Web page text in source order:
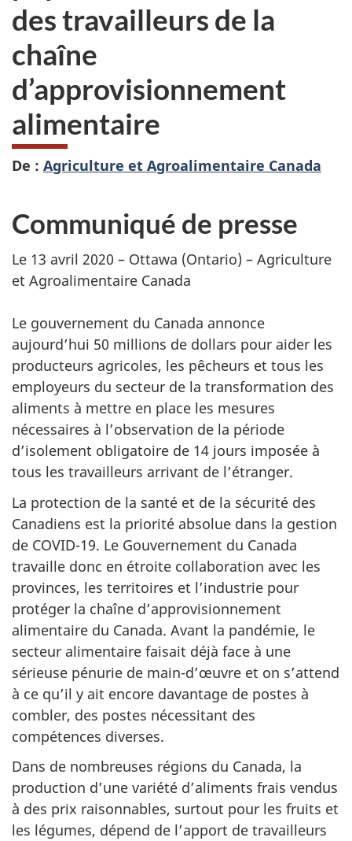
sondage
du
des travailleurs de la
chaîne
d’approvisionnement
alimentaire
De : Agriculture et Agroalimentaire Canada
Communiqué de presse
Le 13 avril 2020 – Ottawa (Ontario) – Agriculture
et Agroalimentaire Canada
Le gouvernement du Canada annonce
aujourd’hui 50 millions de dollars pour aider les
producteurs agricoles, les pêcheurs et tous les
employeurs du secteur de la transformation des
aliments à mettre en place les mesures
nécessaires à l’observation de la période
d’isolement obligatoire de 14 jours imposée à
tous les travailleurs arrivant de l’étranger.
La protection de la santé et de la sécurité des
Canadiens est la priorité absolue dans la gestion
de COVID-19. Le Gouvernement du Canada
travaille donc en étroite collaboration avec les
provinces, les territoires et l’industrie pour
protéger la chaîne d’approvisionnement
alimentaire du Canada. Avant la pandémie, le
secteur alimentaire faisait déjà face à une
sérieuse pénurie de main-d’œuvre et on s’attend
à ce qu’il y ait encore davantage de postes à
combler, des postes nécessitant des
compétences diverses.
Dans de nombreuses régions du Canada, la
production d’une variété d’aliments frais vendus
à des prix raisonnables, surtout pour les fruits et
les légumes, dépend de l’apport de travailleurs